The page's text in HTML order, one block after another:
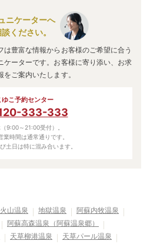
ニケーターへ
ください。
豊富な情報からお客様のご希望に合う
ケーターです。お客様に寄り添い、お求
をご案内いたします。
ゆこ予約センター
333-333
9:00～21:00受付）。
業時間は通常通りです。
土日は特に混み合います。
山温泉 地獄温泉
阿蘇内牧温泉
阿蘇高森温泉（阿蘇温泉郷）
天草柳港温泉
天草パール温泉